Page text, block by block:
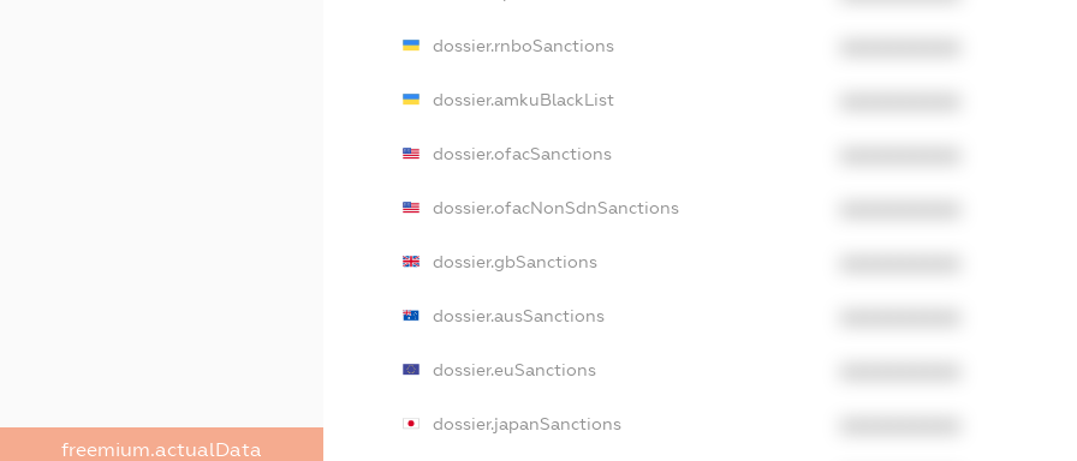
freemium.actualData
dossier.rnboSanctions
dossier.amkuBlackList
dossier.ofacSanctions
dossier.ofacNonSdnSanctions
dossier.gbSanctions
dossier.ausSanctions
dossier.euSanctions
dossier.japanSanctions